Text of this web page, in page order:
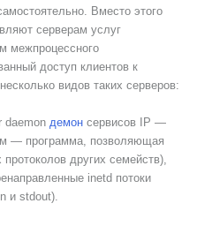
Вместо этого
серверам услуг
межпроцессного
доступ клиентов к
видов таких серверов:
daemon демон сервисов IP —
— программа, позволяющая
других семейств),
inetd потоки
и stdout).